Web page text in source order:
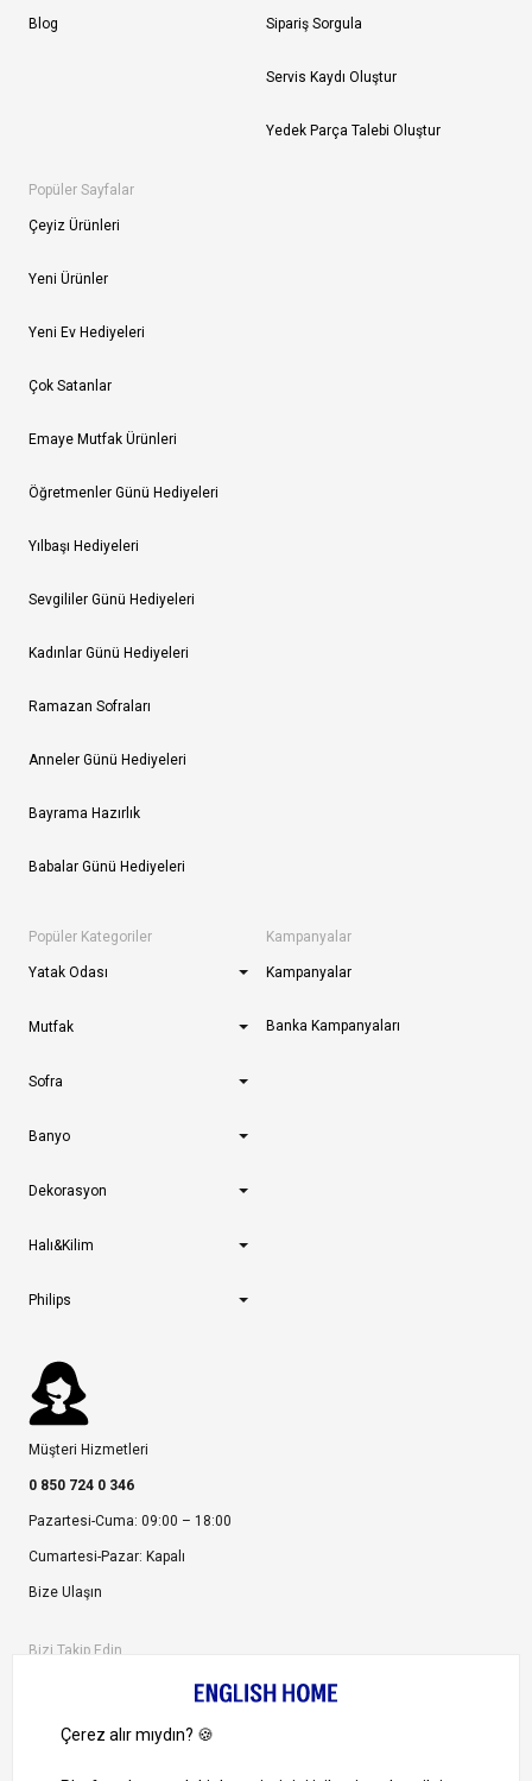
Blog Sipariş Sorgula
Servis Kaydı Oluştur
Yedek Parça Talebi Oluştur
Popüler Sayfalar
Çeyiz Ürünleri
Yeni Ürünler
Yeni Ev Hediyeleri
Çok Satanlar
Emaye Mutfak Ürünleri
Öğretmenler Günü Hediyeleri
Yılbaşı Hediyeleri
Sevgililer Günü Hediyeleri
Kadınlar Günü Hediyeleri
Ramazan Sofraları
Anneler Günü Hediyeleri
Bayrama Hazırlık
Babalar Günü Hediyeleri
Popüler Kategoriler
Yatak Odası
Mutfak
Sofra
Banyo
Dekorasyon
Halı&Kilim
Philips
Kampanyalar
Kampanyalar
Banka Kampanyaları
Müşteri Hizmetleri
0 850 724 0 346
Pazartesi-Cuma: 09:00 – 18:00
Cumartesi-Pazar: Kapalı
Bize Ulaşın
Bizi Takip Edin